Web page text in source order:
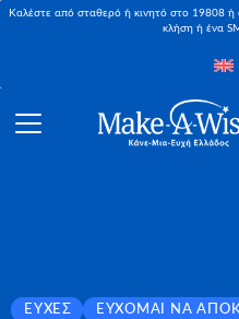
Καλέστε από σταθερό ή κινητό στο 19808 ή
κλήση ή ένα
ΕΥΧΈΣ ΕΎΧΟΜΑΙ ΝΑ